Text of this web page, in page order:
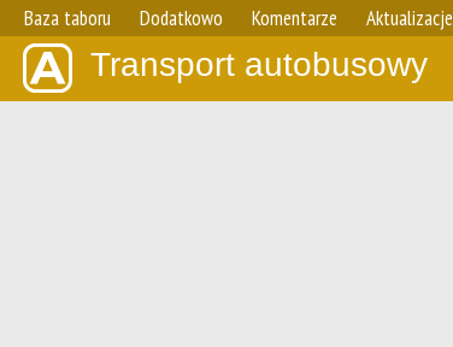
Baza taboru Dodatkowo Komentarze Aktualizacje
Transport autobusowy